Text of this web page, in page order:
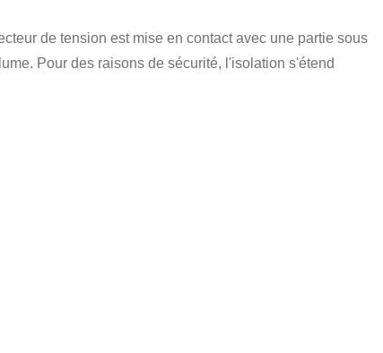
de tension est mise en contact avec une partie sous
Pour des raisons de sécurité, l'isolation s'étend